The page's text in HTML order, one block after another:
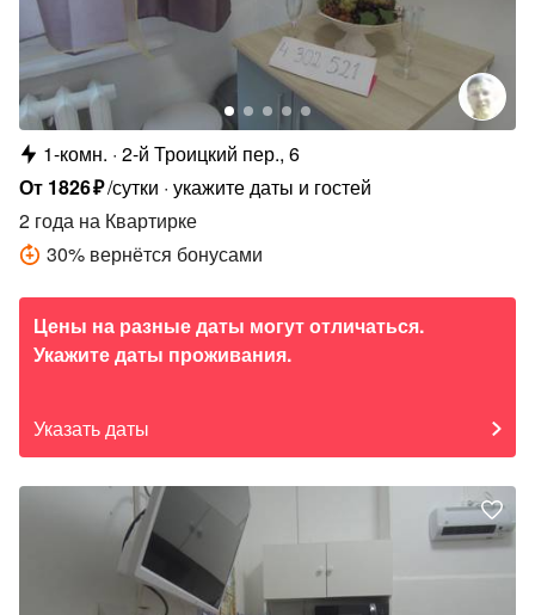
1-комн. 2-й Троицкий пер., 6
От 1826₽/сутки укажите даты и гостей
2 года на Квартирке
30% вернётся бонусами
Цены на разные даты могут отличаться.
Укажите даты проживания.
Указать даты